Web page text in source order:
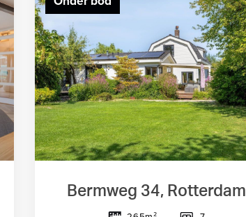
Bermweg 34, Rotterdam